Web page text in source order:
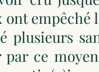
empêché
plusieurs
ce